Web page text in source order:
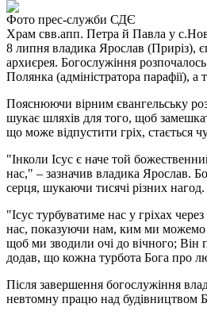
Фото прес-служби СДЄ
Храм свв.апп. Петра й Павла у
8 липня владика Ярослав (Приріз),
архиєрея. Богослужіння
Полянка (адміністратора парафії),
Пояснюючи вірним євангельську
шукає шляхів для того, щоб
що може відпустити гріх, стається
"Інколи Ісус є наче той
нас," – зазначив владика Ярослав.
серця, шукаючи тисячі різних нагод.
"Ісус турбуватиме нас у гріхах
нас, показуючи нам, ким ми можемо
щоб ми зводили очі до вічного; Він
додав, що кожна турбота Бога про
Після завершення богослужіння
невтомну працю над будівництвом